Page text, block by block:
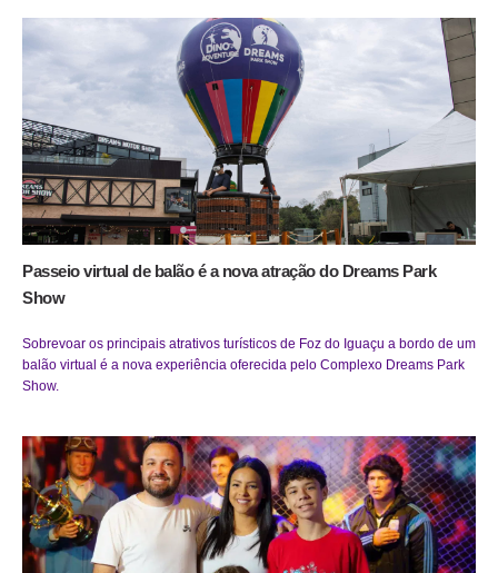
Passeio virtual de balão é a nova atração do Dreams Park
Show
Sobrevoar os principais atrativos turísticos de Foz do Iguaçu a bordo de um
balão virtual é a nova experiência oferecida pelo Complexo Dreams Park
Show.